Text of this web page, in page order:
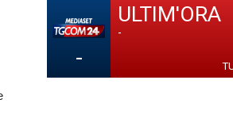
-
ULTIM'ORA
-